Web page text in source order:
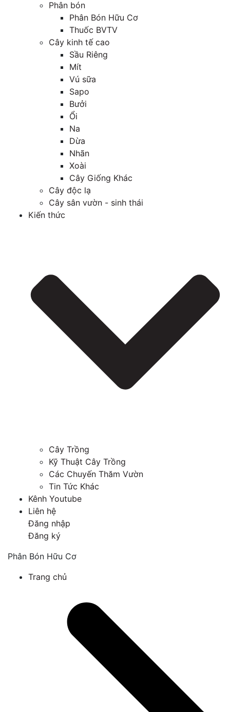
Phân bón
Phân Bón Hữu Cơ
Thuốc BVTV
Cây kinh tế cao
Sầu Riêng
Mít
Vú sữa
Sapo
Bưởi
Ổi
Na
Dừa
Nhãn
Xoài
Cây Giống Khác
Cây độc lạ
Cây sân vườn - sinh thái
Kiến thức
Cây Trồng
Kỹ Thuật Cây Trồng
Các Chuyến Thăm Vườn
Tin Tức Khác
Kênh Youtube
Liên hệ
Đăng nhập
Đăng ký
Phân Bón Hữu Cơ
Trang chủ